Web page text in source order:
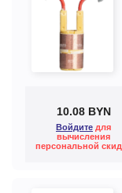
10.08 BYN
Войдите для
вычисления
персональной